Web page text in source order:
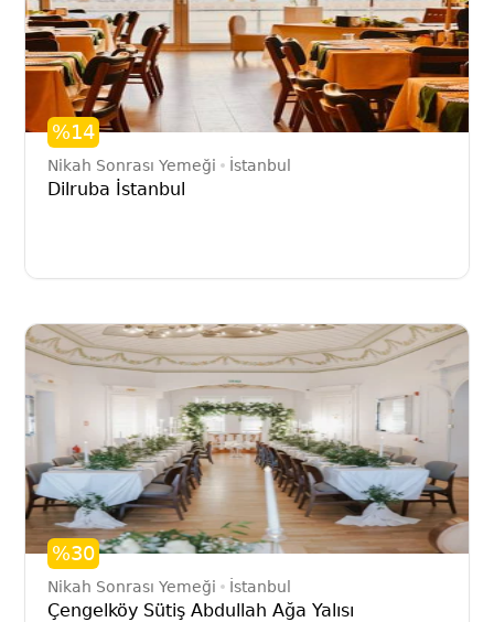
%14
Nikah Sonrası Yemeği İstanbul
Dilruba İstanbul
%30
Nikah Sonrası Yemeği İstanbul
Çengelköy Sütiş Abdullah Ağa Yalısı